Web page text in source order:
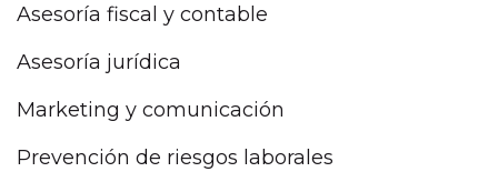
Asesoría fiscal y contable
Asesoría jurídica
Marketing y comunicación
Prevención de riesgos laborales